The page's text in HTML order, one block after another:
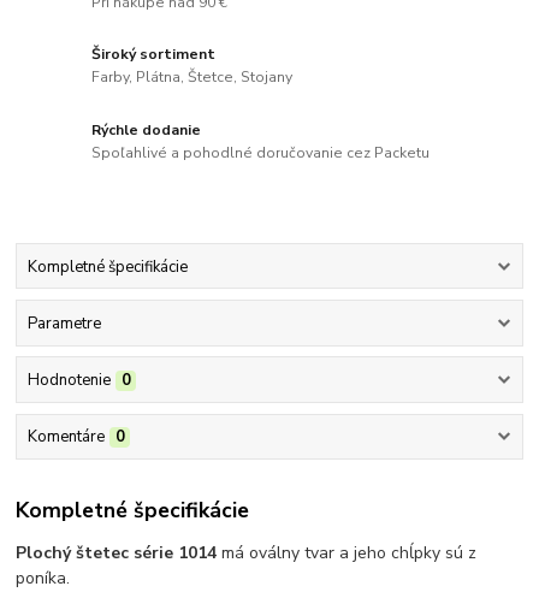
Široký sortiment
Farby, Plátna, Štetce, Stojany
Rýchle dodanie
Spoľahlivé a pohodlné doručovanie cez Packetu
Kompletné špecifikácie
Parametre
Hodnotenie 0
Komentáre 0
Kompletné špecifikácie
Plochý štetec série 1014 má oválny tvar a jeho chĺpky sú z
poníka.